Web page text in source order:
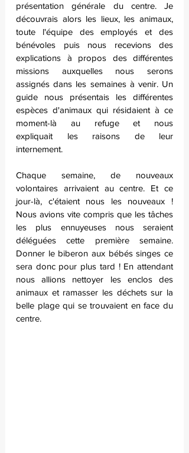
présentation générale du centre. Je
découvrais alors les lieux, les animaux,
toute l'équipe des employés et des
bénévoles puis nous recevions des
explications à propos des différentes
missions auxquelles nous serons
assignés dans les semaines à venir. Un
guide nous présentais les différentes
espèces d'animaux qui résidaient à ce
moment-là au refuge et nous
expliquait les raisons de leur
internement.
Chaque semaine, de nouveaux
volontaires arrivaient au centre. Et ce
jour-là, c'étaient nous les nouveaux !
Nous avions vite compris que les tâches
les plus ennuyeuses nous seraient
déléguées cette première semaine.
Donner le biberon aux bébés singes ce
sera donc pour plus tard ! En attendant
nous allions nettoyer les enclos des
animaux et ramasser les déchets sur la
belle plage qui se trouvaient en face du
centre.